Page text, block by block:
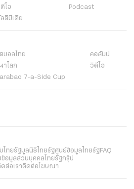
โอ
Podcast
ติมีเดีย
บอลไทย
คอลัมน์
าโลก
วิดีโอ
7-a-Side Cup
ไทยรัฐมูลนิธิไทยรัฐศูนย์ข้อมูลไทยรัฐ FAQ
ข้อมูลส่วนบุคคลไทยรัฐกรุ๊ป
ต่อเราติดต่อโฆษณา